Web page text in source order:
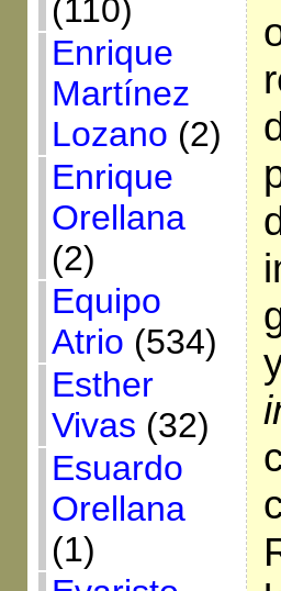
(110)
Enrique
Martínez
Lozano (2)
Enrique
Orellana
(2)
Equipo
Atrio (534)
Esther
Vivas (32)
Esuardo
Orellana
(1)